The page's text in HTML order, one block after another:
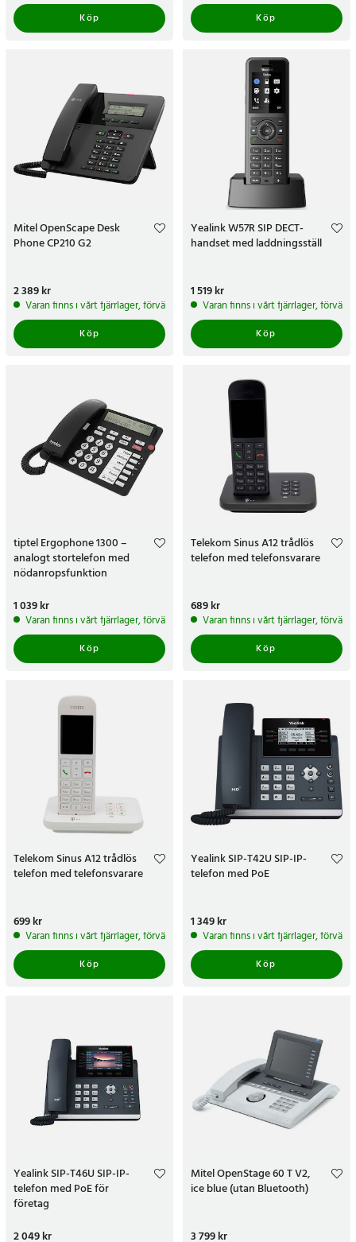
Köp
Köp
Mitel OpenScape Desk
Phone CP210 G2
Pris:2 389 kr
2 389 kr
Varan finns i vårt fjärrlager, förväntas skickas inom 5-7 arbetsdagar
Köp
Yealink W57R SIP DECT-
handset med laddningsställ
Pris:1 519 kr
1 519 kr
Varan finns i vårt fjärrlager,
Köp
tiptel Ergophone 1300 –
analogt stortelefon med
nödanropsfunktion
Pris:1 039 kr
1 039 kr
Varan finns i vårt fjärrlager, förväntas skickas inom 5-7 arbetsdagar
Köp
Telekom Sinus A12 trådlös
telefon med telefonsvarare
Pris:689 kr
689 kr
Varan finns i vårt fjärrlager,
Köp
Telekom Sinus A12 trådlös
telefon med telefonsvarare
Pris:699 kr
699 kr
Varan finns i vårt fjärrlager, förväntas skickas inom 5-7 arbetsdagar
Köp
Yealink SIP-T42U SIP-IP-
telefon med PoE
Pris:1 349 kr
1 349 kr
Varan finns i vårt fjärrlager,
Köp
Yealink SIP-T46U SIP-IP-
telefon med PoE för
företag
Pris:2 049 kr
2 049 kr
Mitel OpenStage 60 T V2,
ice blue (utan Bluetooth)
Pris:3 799 kr
3 799 kr